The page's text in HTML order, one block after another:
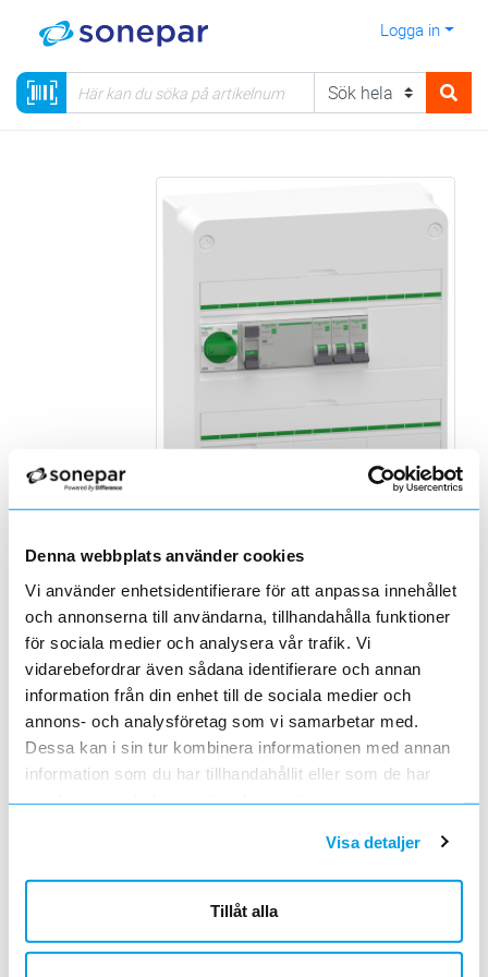
Denna webbplats använder cookies
Vi använder enhetsidentifierare för att anpassa innehållet
och annonserna till användarna, tillhandahålla funktioner
för sociala medier och analysera vår trafik. Vi
vidarebefordrar även sådana identifierare och annan
information från din enhet till de sociala medier och
annons- och analysföretag som vi samarbetar med.
Dessa kan i sin tur kombinera informationen med annan
information som du har tillhandahållit eller som de har
samlat in när du har använt deras tjänster.
Visa detaljer
Tillåt alla
Logga in
Easy9 - förmonterad central
Sparar tid och förenklar projekten!
Förmonterad central i Resi9 CX-kapsling med Easy9
normapparater, utvecklad för snabb och säker
lösning direkt ur kartong. Den robusta och kompakta
kapslingen ger enkel åtkomst och kan kompletteras